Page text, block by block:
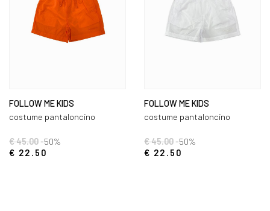
FOLLOW ME KIDS
costume pantaloncino
€ 45.00-50%
€ 22.50
FOLLOW ME KIDS
costume pantaloncino
€ 45.00-50%
€ 22.50